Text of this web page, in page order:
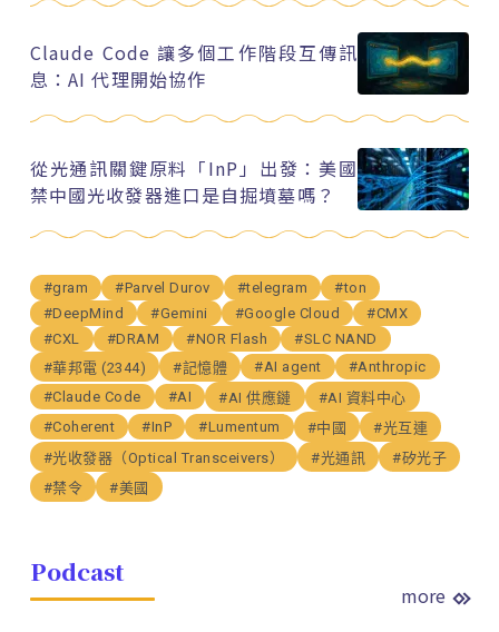
Claude Code 讓多個工作階段互傳訊
息：AI 代理開始協作
從光通訊關鍵原料「InP」出發：美國
禁中國光收發器進口是自掘墳墓嗎？
#gram #Parvel Durov #telegram
#ton
#DeepMind
#Gemini #Google Cloud
#CMX
#CXL
#DRAM #NOR Flash
#SLC NAND
#華邦電 (2344)
#記憶體 #AI agent
#Anthropic
#Claude Code
#AI #AI 供應鏈
#AI 資料中心
#Coherent
#InP #Lumentum #中國
#光互連
#光收發器（Optical Transceivers）
#光通訊
#矽光子
#禁令
#美國
Podcast
more